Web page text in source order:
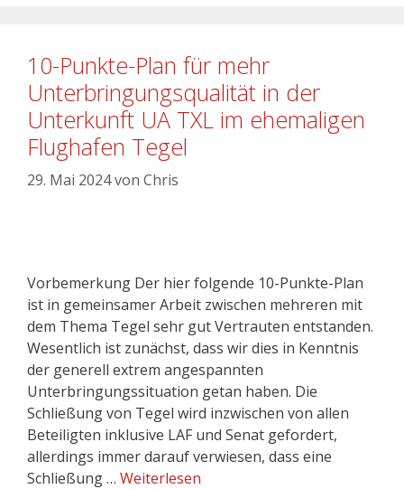
10-Punkte-Plan für mehr
Unterbringungsqualität in der
Unterkunft UA TXL im ehemaligen
Flughafen Tegel
29. Mai 2024von Chris
Vorbemerkung Der hier folgende 10-Punkte-Plan
ist in gemeinsamer Arbeit zwischen mehreren mit
dem Thema Tegel sehr gut Vertrauten entstanden.
Wesentlich ist zunächst, dass wir dies in Kenntnis
der generell extrem angespannten
Unterbringungssituation getan haben. Die
Schließung von Tegel wird inzwischen von allen
Beteiligten inklusive LAF und Senat gefordert,
allerdings immer darauf verwiesen, dass eine
Schließung … Weiterlesen